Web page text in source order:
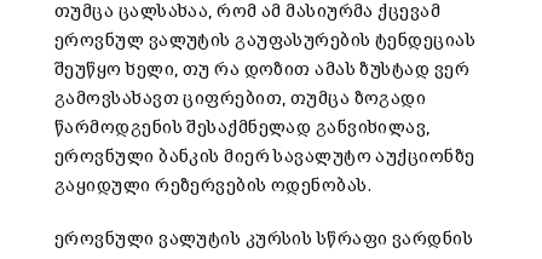
თუმცა ცალსახაა, რომ ამ მასიურმა ქცევამ
ეროვნულ ვალუტის გაუფასურების ტენდეციას
შეუწყო ხელი, თუ რა დოზით ამას ზუსტად ვერ
გამოვსახავთ ციფრებით, თუმცა ზოგადი
წარმოდგენის შესაქმნელად განვიხილავ,
ეროვნული ბანკის მიერ სავალუტო აუქციონზე
გაყიდული რეზერვების ოდენობას.
ეროვნული ვალუტის კურსის სწრაფი ვარდნის